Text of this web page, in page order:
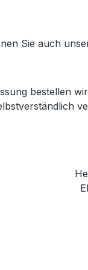
Sie auch
bestellen